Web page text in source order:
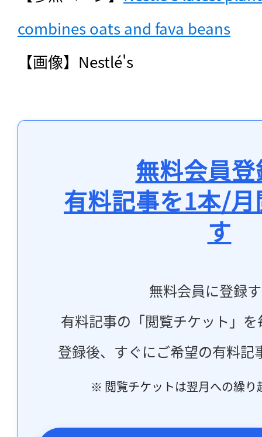
combines oats and fava beans
【画像】Nestlé's
無料会員
有料記事を1本/
す
無料会員に登録
有料記事の「閲覧チケット」
登録後、すぐにご希望の有料記
※ 閲覧チケットは翌月への繰り